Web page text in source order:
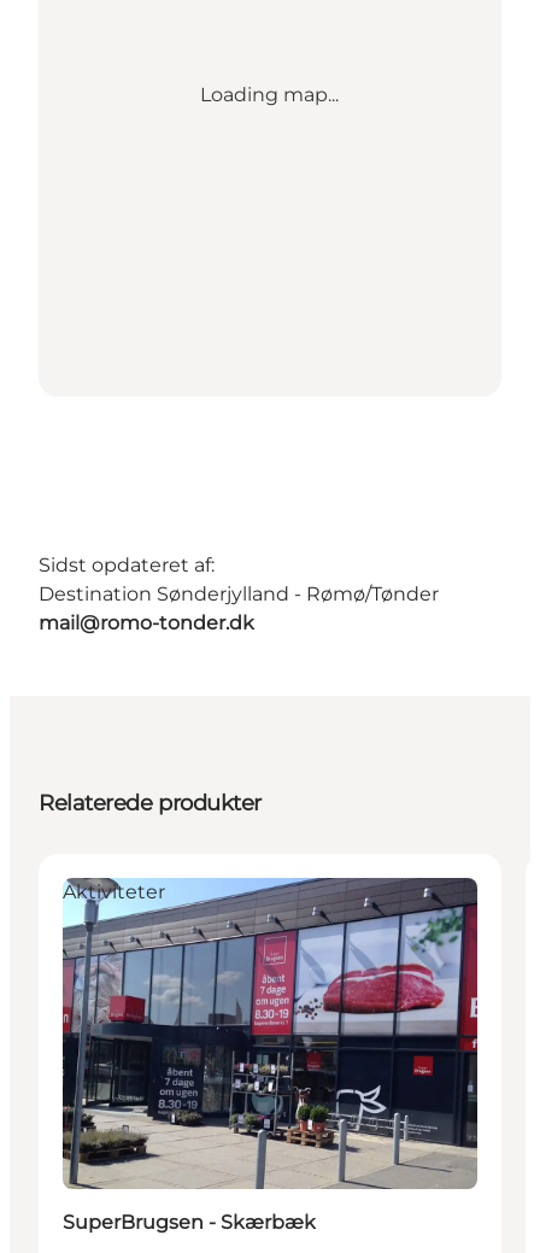
Loading map...
Sidst opdateret af:
Destination Sønderjylland - Rømø/Tønder
mail@romo-tonder.dk
Relaterede produkter
Aktiviteter
SuperBrugsen - Skærbæk